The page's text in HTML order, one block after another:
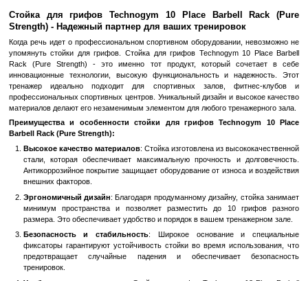
Быстрый заказ
% Войтидля отображения накопительной скидки
В избранное К
Описание
Стойка для грифов Technogym 10 Place
Strength) - Надежный партнер для ваших тренировок
Когда речь идет о профессиональном спортивном
упомянуть стойки для грифов. Стойка для грифов Technogym
Rack (Pure Strength) - это именно тот продукт, который
инновационные технологии, высокую функциональность и
тренажер идеально подходит для спортивных залов,
профессиональных спортивных центров. Уникальный дизайн и